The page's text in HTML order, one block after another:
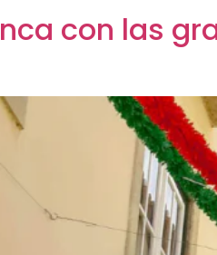
con las